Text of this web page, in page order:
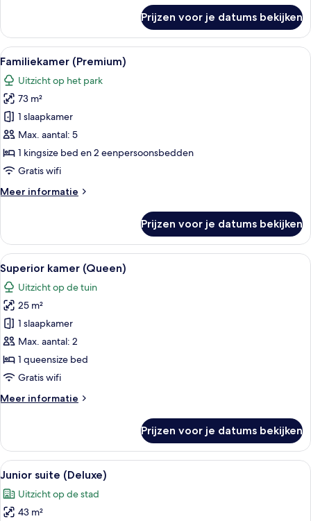
(Deluxe)
Prijzen voor je datums bekijken
Alle
foto's
voor
Familiekamer
(Premium)
laden
Hotelkamer met een groot bed, een
6
Familiekamer (Premium)
Uitzicht op het park
73 m²
1 slaapkamer
Max. aantal: 5
1 kingsize bed en 2 eenpersoonsbedden
Gratis wifi
Meer informatie
Meer
(Premium)
Prijzen voor je datums bekijken
Alle
foto's
voor
Superior
kamer
(Queen)
laden
Een hotelkamer met een groot bed,
6
Superior kamer (Queen)
Uitzicht op de tuin
25 m²
1 slaapkamer
Max. aantal: 2
1 queensize bed
Gratis wifi
Meer informatie
Meer
kamer
(Queen)
Prijzen voor je datums bekijken
Alle
foto's
voor
Junior
Een hotelkamer met een groot bed,
7
Junior suite (Deluxe)
Uitzicht op de stad
43 m²